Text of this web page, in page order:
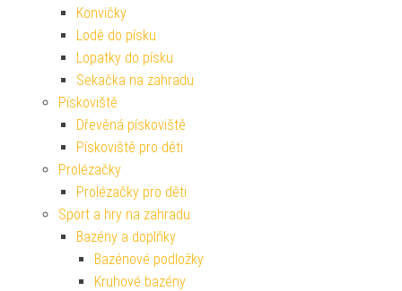
Konvičky
Lodě do písku
Lopatky do písku
Sekačka na zahradu
Pískoviště
Dřevěná pískoviště
Pískoviště pro děti
Prolézačky
Prolézačky pro děti
Sport a hry na zahradu
Bazény a doplňky
Bazénové podložky
Kruhové bazény